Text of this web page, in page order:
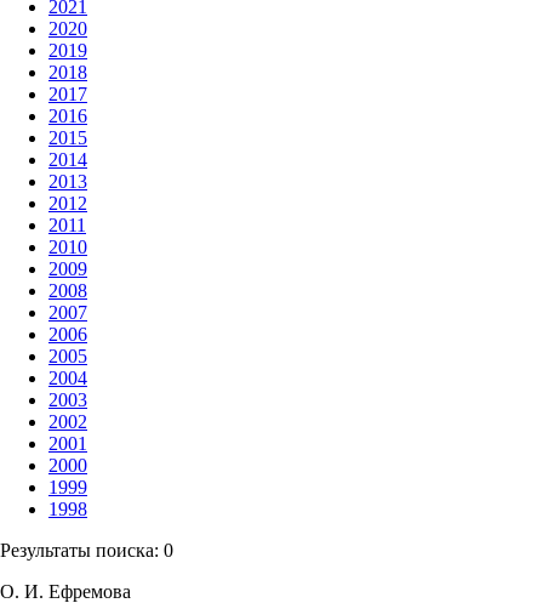
2021
2020
2019
2018
2017
2016
2015
2014
2013
2012
2011
2010
2009
2008
2007
2006
2005
2004
2003
2002
2001
2000
1999
1998
Результаты поиска: 0
О. И. Ефремова